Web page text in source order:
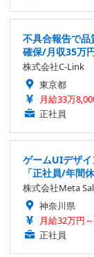
不具合報告で
確保/月収35万
株式会社C-Link
東京都
月給33万
正社員
ゲームUIデザ
「正社員/年間
株式会社Meta
神奈川県
月給32万円
正社員